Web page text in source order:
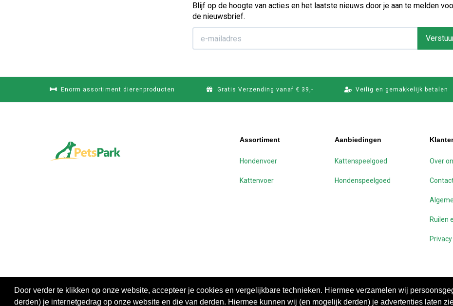
Door verder te klikken op onze website, accepteer je cookies en vergelijkbare technieken. Hiermee verzamelen wij
derden) je internetgedrag op onze website en die van derden. Hiermee kunnen wij (en mogelijk derden) je advertenties laten
Blijf op de hoogte van acties en het laatste nieuws door je aan te melden
de nieuwsbrief.
Enorm assortiment dierenproducten Gratis Verzending vanaf € 39,- Veilig en gemakkelijk betalen
Assortiment
Hondenvoer
Kattenvoer
Aanbiedingen
Kattenspeelgoed
Hondenspeelgoed
Over
Ruilen
Privacy